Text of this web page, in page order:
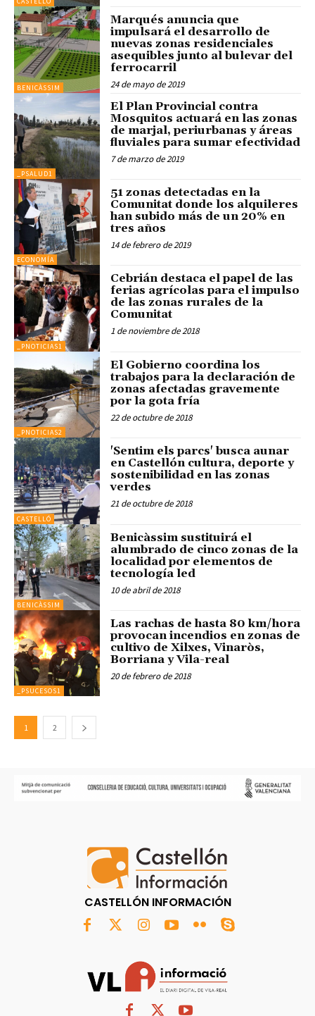
BENICÀSSIM
Marqués anuncia que
impulsará el desarrollo de
nuevas zonas residenciales
asequibles junto al bulevar del
ferrocarril
24 de mayo de 2019
_PSALUD1
El Plan Provincial contra
Mosquitos actuará en las zonas
de marjal, periurbanas y áreas
fluviales para sumar efectividad
7 de marzo de 2019
ECONOMÍA
51 zonas detectadas en la
Comunitat donde los alquileres
han subido más de un 20% en
tres años
14 de febrero de 2019
_PNOTICIAS1
Cebrián destaca el papel de las
ferias agrícolas para el impulso
de las zonas rurales de la
Comunitat
1 de noviembre de 2018
_PNOTICIAS2
El Gobierno coordina los
trabajos para la declaración de
zonas afectadas gravemente
por la gota fría
22 de octubre de 2018
CASTELLÓ
'Sentim els parcs' busca aunar
en Castellón cultura, deporte y
sostenibilidad en las zonas
verdes
21 de octubre de 2018
BENICÀSSIM
Benicàssim sustituirá el
alumbrado de cinco zonas de la
localidad por elementos de
tecnología led
10 de abril de 2018
_PSUCESOS1
Las rachas de hasta 80 km/hora
provocan incendios en zonas de
cultivo de Xilxes, Vinaròs,
Borriana y Vila-real
20 de febrero de 2018
1 2
CASTELLÓN INFORMACIÓN